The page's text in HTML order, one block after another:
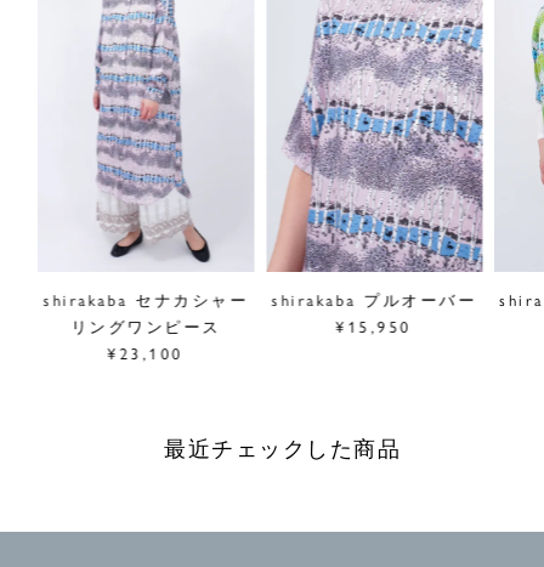
shirakaba セナカシャー
リングワンピース
¥23,100
shirakaba プルオーバー
¥15,950
最近チェックした商品